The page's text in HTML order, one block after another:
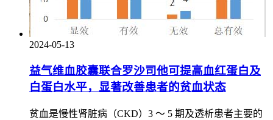
2024-05-13
益气维血胶囊联合罗沙司他可提高血红蛋白及
白蛋白水平，显著改善患者的贫血状态
贫血是慢性肾脏病（CKD）3 ～ 5 期及透析患者主要的